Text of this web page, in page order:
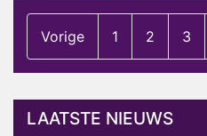
Vorige 1 2 3
LAATSTE NIEUWS